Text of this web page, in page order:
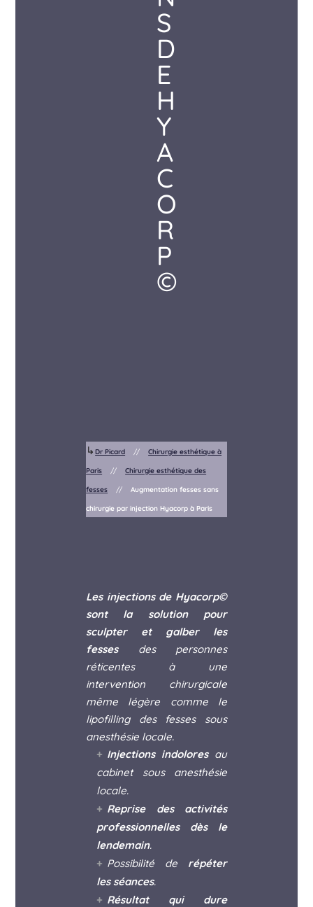
S
D
E
H
Y
A
C
O
R
P
©
↳Dr Picard //Chirurgie esthétique à
Paris //Chirurgie esthétique des
fesses //Augmentation fesses sans
chirurgie par injection Hyacorp à Paris
Les injections de Hyacorp©
sont la solution pour
sculpter et galber les
fessesdes personnes
réticentes à une
intervention chirurgicale
même légère comme le
lipofilling des fesses sous
anesthésie locale.
Injections indoloresau
cabinet sous anesthésie
locale.
Reprise des activités
professionnelles dès le
lendemain.
Possibilité de répéter
les séances.
Résultat qui dure